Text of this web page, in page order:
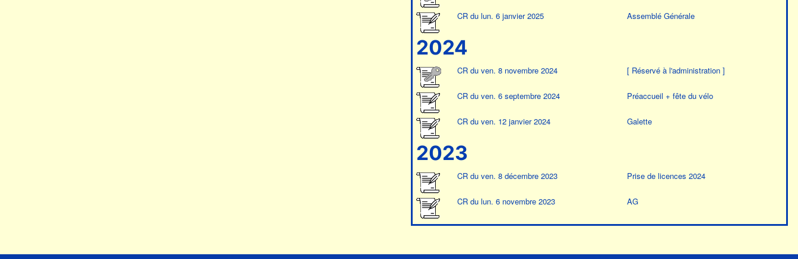
CR du lun. 6 janvier 2025 Assemblé Générale
2024
CR du ven. 8 novembre 2024 [ Réservé à l'administration ]
CR du ven. 6 septembre 2024 Préaccueil + fête du vélo
CR du ven. 12 janvier 2024 Galette
2023
CR du ven. 8 décembre 2023 Prise de licences 2024
CR du lun. 6 novembre 2023 AG